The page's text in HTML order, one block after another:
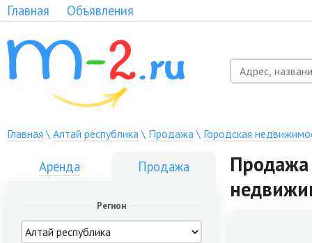
Главная Объявления
Главная \ Алтай республика\ Продажа\ Городская
Аренда Продажа
Регион
Продажа